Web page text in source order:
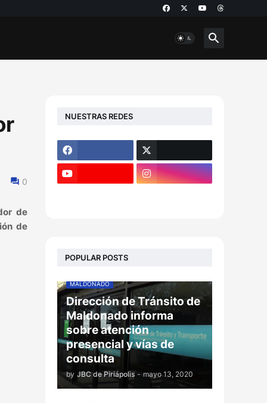
0
de
de
NUESTRAS REDES
POPULAR POSTS
MALDONADO
Dirección de Tránsito de
Maldonado informa
sobre atención
presencial y vías de
consulta
by JBC de Piriápolis - mayo 13, 2020